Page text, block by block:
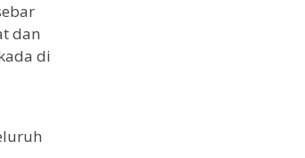
dan
di